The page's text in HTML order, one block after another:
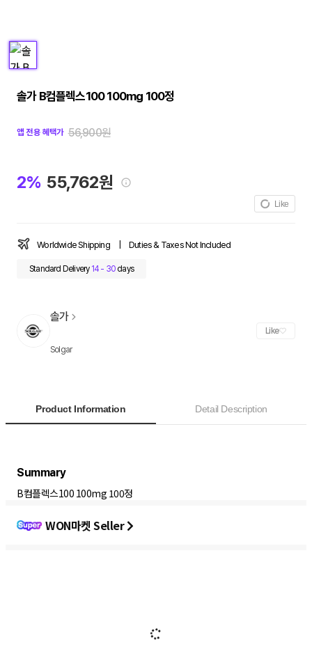
솔가 B컴플렉스100 100mg 100정
앱 전용 혜택가 56,900원
2% 55,762원
Like
Worldwide Shipping Duties & Taxes Not Included
Standard Delivery 14 - 30 days
솔가
Solgar
Like
Product Information Detail Description
Summary
B컴플렉스100 100mg 100정
WON마켓 Seller